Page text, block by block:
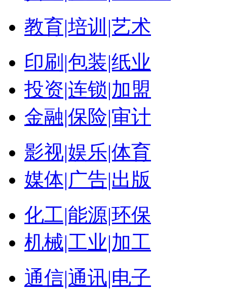
教育|培训|艺术
印刷|包装|纸业
投资|连锁|加盟
金融|保险|审计
影视|娱乐|体育
媒体|广告|出版
化工|能源|环保
机械|工业|加工
通信|通讯|电子